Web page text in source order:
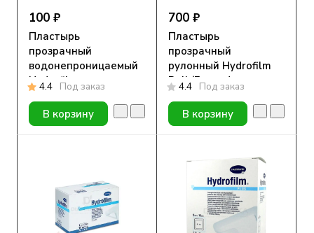
100 ₽
Пластырь
прозрачный
водонепроницаемый
Hydrofilm
(Гидрофилм), 10х12.5
см
4.4 Под заказ
В корзину
700 ₽
Пластырь
прозрачный
рулонный Hydrofilm
Roll (Гидрофилм
Ролл), 10см х 2м
4.4 Под заказ
В корзину